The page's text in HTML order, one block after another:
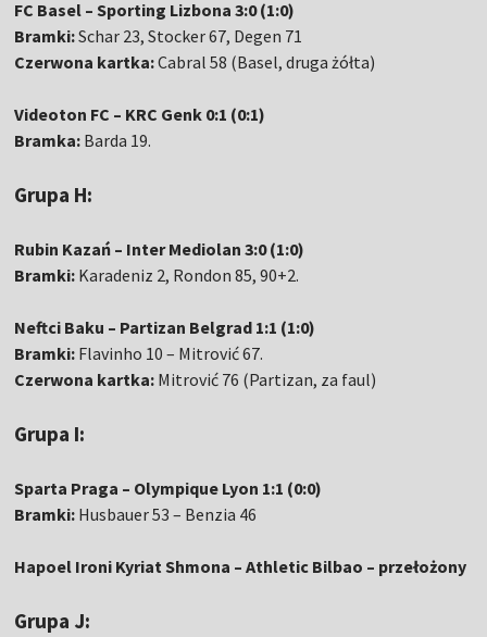
FC Basel – Sporting Lizbona 3:0 (1:0)
Bramki:Schar 23, Stocker 67, Degen 71
Czerwona kartka:Cabral 58 (Basel, druga żółta)
Videoton FC – KRC Genk 0:1 (0:1)
Bramka: Barda 19.
Grupa H:
Rubin Kazań – Inter Mediolan 3:0 (1:0)
Bramki: Karadeniz 2, Rondon 85, 90+2.
Neftci Baku – Partizan Belgrad 1:1 (1:0)
Bramki: Flavinho 10 – Mitrović 67.
Czerwona kartka: Mitrović 76 (Partizan, za faul)
Grupa I:
Sparta Praga – Olympique Lyon 1:1 (0:0)
Bramki: Husbauer 53 – Benzia 46
Hapoel Ironi Kyriat Shmona – Athletic Bilbao – przełożony
Grupa J: